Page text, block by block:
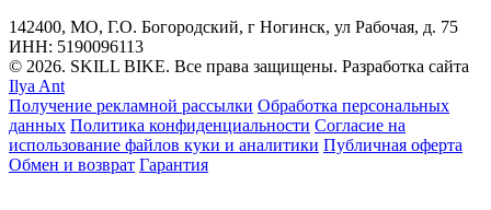
142400, МО, Г.О. Богородский, г Ногинск, ул Рабочая, д. 75
ИНН: 5190096113
© 2026. SKILL BIKE. Все права защищены. Разработка сайта
Ilya Ant
Получение рекламной рассылки Обработка персональных
данных Политика конфиденциальности Согласие на
использование файлов куки и аналитики Публичная оферта
Обмен и возврат Гарантия